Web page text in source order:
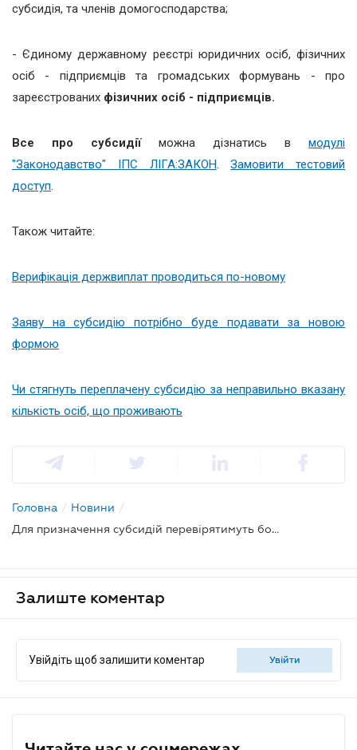
субсидія, та членів домогосподарства;
- Єдиному державному реєстрі юридичних осіб, фізичних
осіб - підприємців та громадських формувань - про
зареєстрованих фізичних осіб - підприємців.
Все про субсидії можна дізнатись в модулі
"Законодавство" ІПС ЛІГА:ЗАКОН.Замовити тестовий
доступ.
Також читайте:
Верифікація держвиплат проводиться по-новому
Заяву на субсидію потрібно буде подавати за новою
формою
Чи стягнуть переплачену субсидію за неправильно вказану
кількість осіб, що проживають
Головна / Новини /
Для призначення субсидій перевірятимуть борги з комуналки лише за 3 роки
Залиште коментар
Увійдіть щоб залишити коментар увійти